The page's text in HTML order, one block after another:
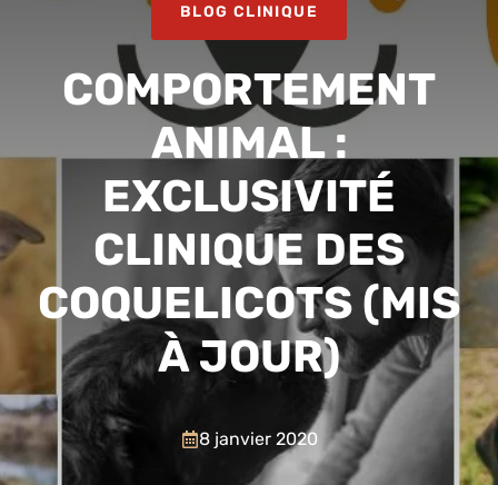
BLOG CLINIQUE
COMPORTEMENT
ANIMAL :
EXCLUSIVITÉ
CLINIQUE DES
COQUELICOTS (MIS
À JOUR)
8 janvier 2020